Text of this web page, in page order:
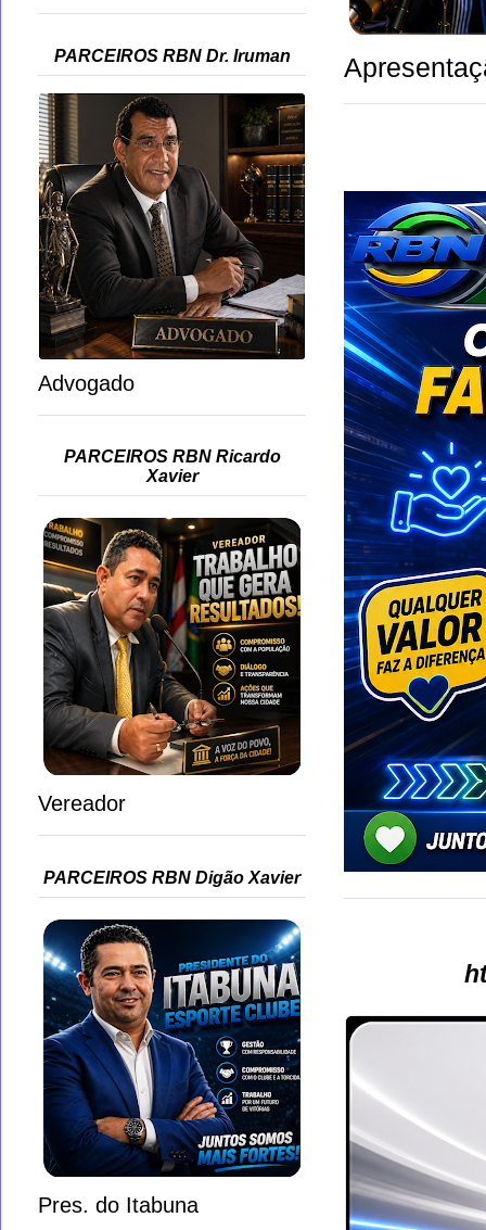
PARCEIROS RBN Dr. Iruman
Advogado
PARCEIROS RBN Ricardo
Xavier
Vereador
PARCEIROS RBN Digão Xavier
Pres. do Itabuna